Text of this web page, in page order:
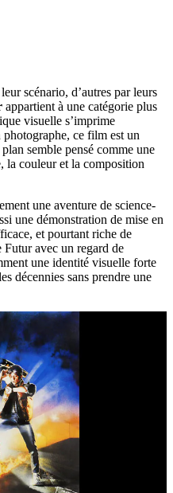
scénario, d’autres par leurs
appartient à une catégorie plus
visuelle s’imprime
ce film est un
semble pensé comme une
la couleur et la composition
une aventure de science-
une démonstration de mise en
et pourtant riche de
avec un regard de
une identité visuelle forte
décennies sans prendre une